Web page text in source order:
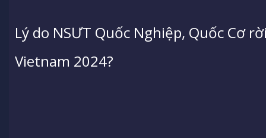
Lý do NSƯT Quốc Nghiệp, Quốc Cơ
Vietnam 2024?